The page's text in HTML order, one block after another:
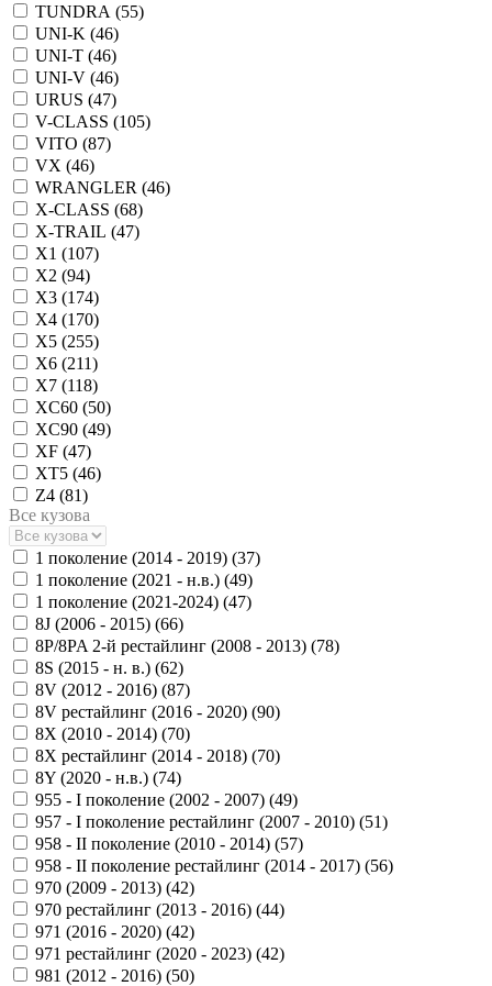
TUNDRA (55)
UNI-K (46)
UNI-T (46)
UNI-V (46)
URUS (47)
V-CLASS (105)
VITO (87)
VX (46)
WRANGLER (46)
X-CLASS (68)
X-TRAIL (47)
X1 (107)
X2 (94)
X3 (174)
X4 (170)
X5 (255)
X6 (211)
X7 (118)
XC60 (50)
XC90 (49)
XF (47)
XT5 (46)
Z4 (81)
Все кузова
1 поколение (2014 - 2019) (37)
1 поколение (2021 - н.в.) (49)
1 поколение (2021-2024) (47)
8J (2006 - 2015) (66)
8P/8PA 2-й рестайлинг (2008 - 2013) (78)
8S (2015 - н. в.) (62)
8V (2012 - 2016) (87)
8V рестайлинг (2016 - 2020) (90)
8X (2010 - 2014) (70)
8X рестайлинг (2014 - 2018) (70)
8Y (2020 - н.в.) (74)
955 - I поколение (2002 - 2007) (49)
957 - I поколение рестайлинг (2007 - 2010) (51)
958 - II поколение (2010 - 2014) (57)
958 - II поколение рестайлинг (2014 - 2017) (56)
970 (2009 - 2013) (42)
970 рестайлинг (2013 - 2016) (44)
971 (2016 - 2020) (42)
971 рестайлинг (2020 - 2023) (42)
981 (2012 - 2016) (50)